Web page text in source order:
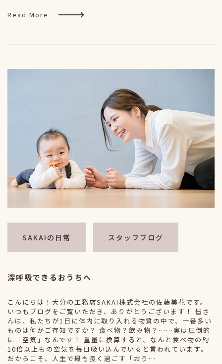
Read More
SAKAIの日常 スタッフブログ
深呼吸できるおうちへ
こんにちは！大分の工務店SAKAI株式会社の佐藤美花です。
いつもブログをご覧いただき、ありがとうございます！ 皆さ
んは、私たちが1日に体内に取り入れる物質の中で、一番多い
ものは何かご存知ですか？ 食べ物？飲み物？……実は圧倒的
に「空気」なんです！ 重量に換算すると、なんと食べ物の約
10倍以上もの空気を毎日吸い込んでいると言われています。
だからこそ、人生で最も長く過ごす「おう…